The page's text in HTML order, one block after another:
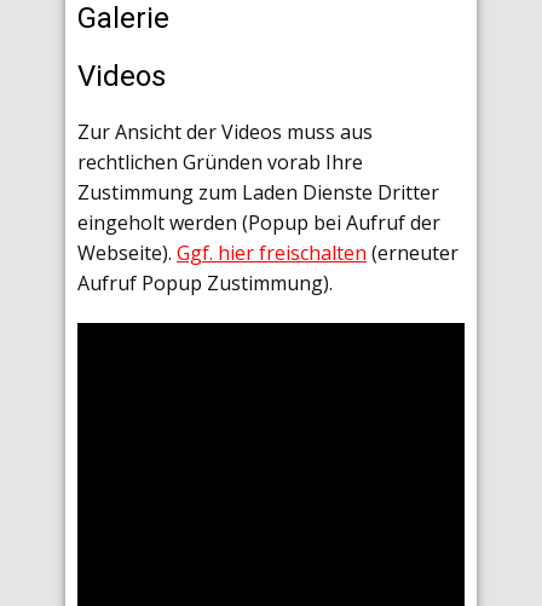
Galerie
Videos
Zur Ansicht der Videos muss aus
rechtlichen Gründen vorab Ihre
Zustimmung zum Laden Dienste Dritter
eingeholt werden (Popup bei Aufruf der
Webseite). Ggf. hier freischalten (erneuter
Aufruf Popup Zustimmung).